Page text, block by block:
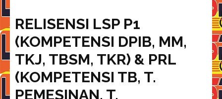
RELISENSI LSP P1
(KOMPETENSI DPIB, MM,
TKJ, TBSM, TKR) & PRL
(KOMPETENSI TB, T.
PEMESINAN, T.